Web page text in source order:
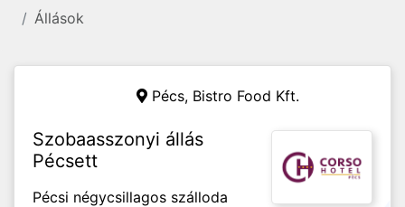
Állások
Pécs, Bistro Food Kft.
Szobaasszonyi állás
Pécsett
Pécsi négycsillagos szálloda